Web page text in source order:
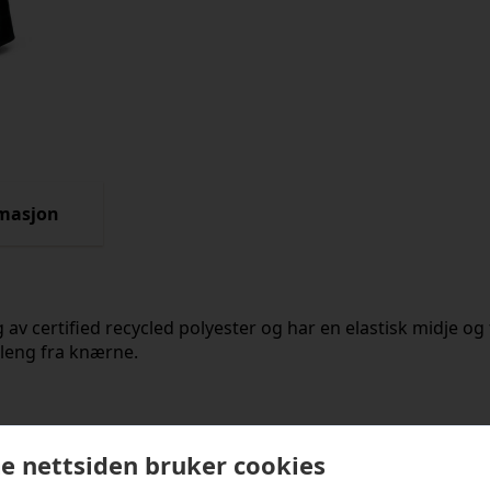
av certified recycled polyester og har en elastisk midje
fra knærne.
nettsiden bruker cookies